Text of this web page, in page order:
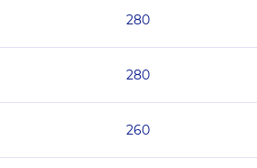
280
280
260